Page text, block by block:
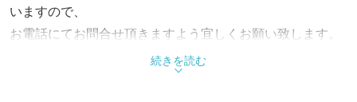
いますので、
お電話にてお問合せ頂きますよう宜しくお願い致します。
続きを読む